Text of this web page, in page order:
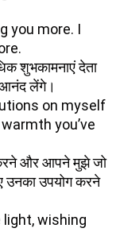
you more. I
शुभकामनाएं देता
लेंगे।
on myself
you’ve
और आपने मुझे जो
उनका उपयोग करने
wishing